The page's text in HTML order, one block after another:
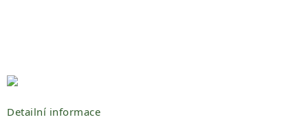
Detailní informace